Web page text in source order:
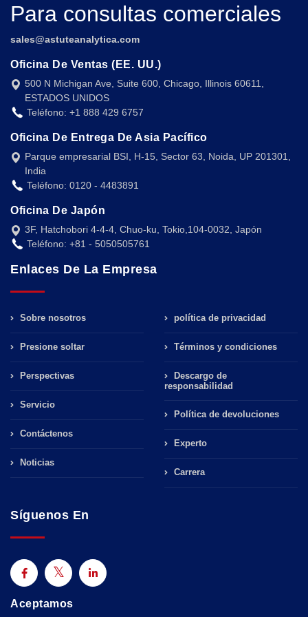
Para consultas comerciales
sales@astuteanalytica.com
Oficina De Ventas (EE. UU.)
500 N Michigan Ave, Suite 600, Chicago, Illinois 60611,
ESTADOS UNIDOS
Teléfono: +1 888 429 6757
Oficina De Entrega De Asia Pacífico
Parque empresarial BSI, H-15, Sector 63, Noida, UP 201301,
India
Teléfono: 0120 - 4483891
Oficina De Japón
3F, Hatchobori 4-4-4, Chuo-ku, Tokio,104-0032, Japón
Teléfono: +81 - 5050505761
Enlaces De La Empresa
Sobre nosotros
Presione soltar
Perspectivas
Servicio
Contáctenos
Noticias
política de privacidad
Términos y condiciones
Descargo de
responsabilidad
Política de devoluciones
Experto
Carrera
Síguenos En
Aceptamos